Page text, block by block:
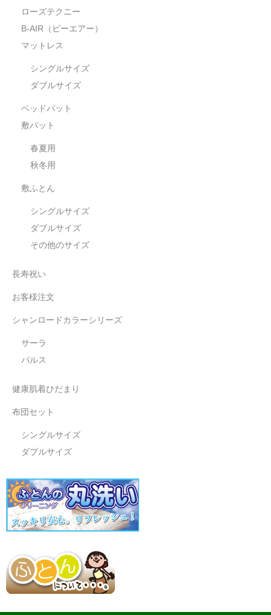
ローズテクニー
B-AIR（ビーエアー）
マットレス
シングルサイズ
ダブルサイズ
ベッドパット
敷パット
春夏用
秋冬用
敷ふとん
シングルサイズ
ダブルサイズ
その他のサイズ
長寿祝い
お客様注文
シャンロードカラーシリーズ
サーラ
パルス
健康肌着ひだまり
布団セット
シングルサイズ
ダブルサイズ